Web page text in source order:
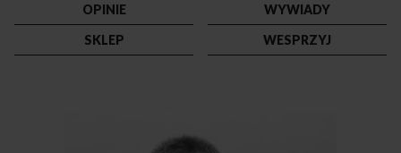
OPINIE
WYWIADY
SKLEP
WESPRZYJ